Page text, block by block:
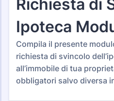
Moduli
179 Template